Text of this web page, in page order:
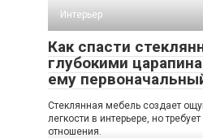
Интерьер
Как спасти
глубокими
ему
Стеклянная мебель создает
легкости в интерьере, но
отношения.